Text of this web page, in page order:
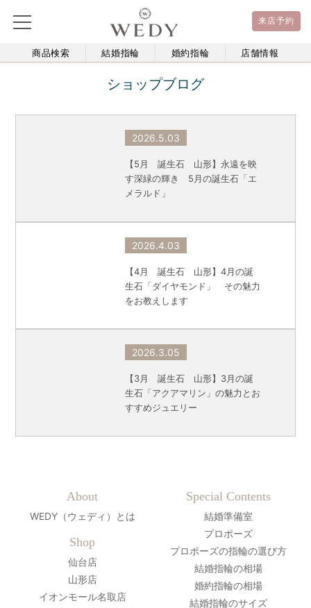
来店予約
商品検索 結婚指輪 婚約指輪 店舗情報
ショップブログ
2026.5.03
【5月 誕生石 山形】永遠を映
す深緑の輝き 5月の誕生石「エ
メラルド」
2026.4.03
【4月 誕生石 山形】4月の誕
生石「ダイヤモンド」 その魅力
をお教えします
2026.3.05
【3月 誕生石 山形】3月の誕
生石「アクアマリン」の魅力とお
すすめジュエリー
About
WEDY（ウェディ）とは
Shop
仙台店
山形店
イオンモール名取店
Special Contents
結婚準備室
プロポーズ
プロポーズの指輪の選び方
結婚指輪の相場
婚約指輪の相場
結婚指輪のサイズ